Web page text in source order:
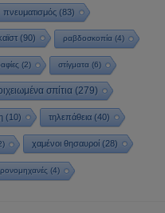
πνευματισμός(83)
(90) ραβδοσκοπία (4)
(2) στίγματα (6)
σπίτια(279)
(10) τηλεπάθεια (40)
χαμένοι θησαυροί(28)
(4)